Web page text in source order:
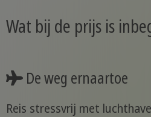
Wat bij de prijs is
De weg ernaartoe
Reis stressvrij met